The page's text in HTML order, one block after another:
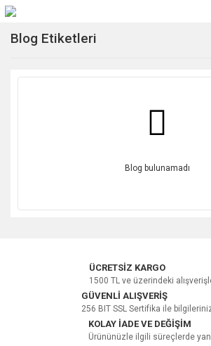
Blog Etiketleri
Blog bulunamadı
ÜCRETSİZ KARGO
1500 TL ve üzerindeki
GÜVENLİ ALIŞVERİŞ
256 BIT SSL Sertifika ile
KOLAY İADE VE DEĞİŞİM
Ürününüzle ilgili süreçlerde